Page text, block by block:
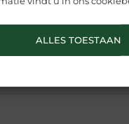
ALLES TOESTAAN
routine